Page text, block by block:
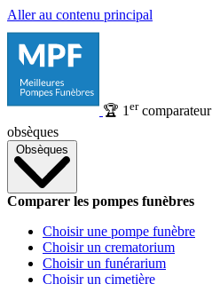
Aller au contenu principal
🏆 1 ercomparateur
obsèques
Obsèques
Comparer les pompes funèbres
Choisir une pompe funèbre
Choisir un crematorium
Choisir un funérarium
Choisir un cimetière